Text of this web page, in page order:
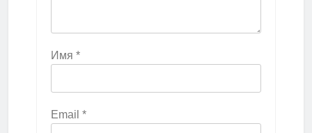
Имя *
Email *